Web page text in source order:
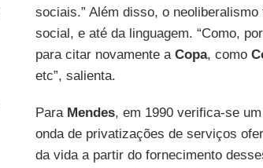
sociais.” Além disso, o
social, e até da linguagem. “Como,
para citar novamente a Copa, como
etc”, salienta.
Para Mendes, em 1990 verifica-se
onda de privatizações de serviços
da vida a partir do fornecimento